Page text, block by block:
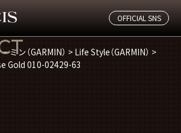
OFFICIAL SNS
ミン（GARMIN） > Life Style（GARMIN） >
Gold 010-02429-63